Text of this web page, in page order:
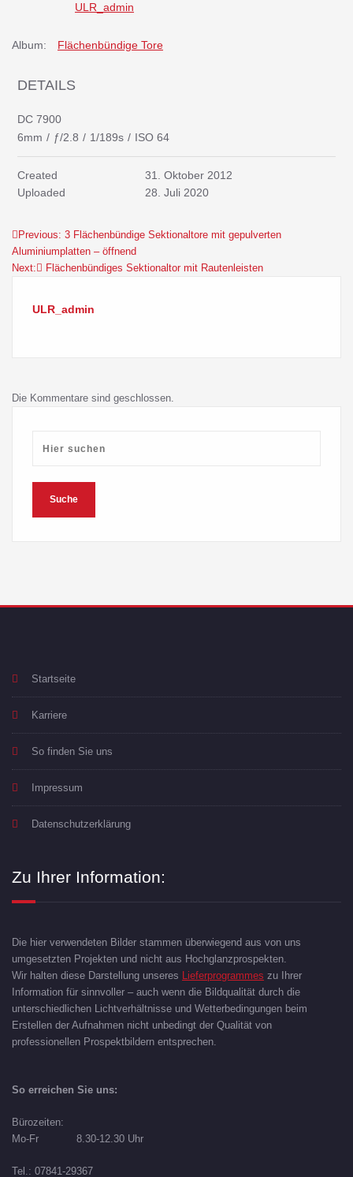
ULR_admin
Album: Flächenbündige Tore
DETAILS
DC 7900
6mm / ƒ/2.8 / 1/189s / ISO 64
Created
31. Oktober 2012
Uploaded
28. Juli 2020
Beitragsnavigation
Previous: 3 Flächenbündige Sektionaltore mit gepulverten
Aluminiumplatten – öffnend
Next:
Flächenbündiges Sektionaltor mit Rautenleisten
ULR_admin
Die Kommentare sind geschlossen.
Startseite
Karriere
So finden Sie uns
Impressum
Datenschutzerklärung
Zu Ihrer Information:
Die hier verwendeten Bilder stammen überwiegend aus von uns
umgesetzten Projekten und nicht aus Hochglanzprospekten.
Wir halten diese Darstellung unseres Lieferprogrammes zu Ihrer
Information für sinnvoller – auch wenn die Bildqualität durch die
unterschiedlichen Lichtverhältnisse und Wetterbedingungen beim
Erstellen der Aufnahmen nicht unbedingt der Qualität von
professionellen Prospektbildern entsprechen.
So erreichen Sie uns:
Bürozeiten:
Mo-Fr 8.30-12.30 Uhr
Tel.: 07841-29367